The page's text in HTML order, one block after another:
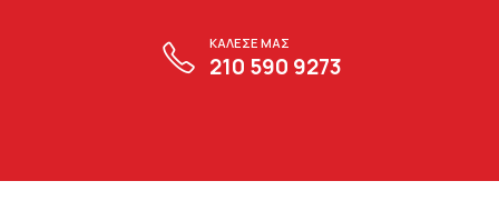
ΚΑΛΕΣΕ ΜΑΣ
210 590 9273